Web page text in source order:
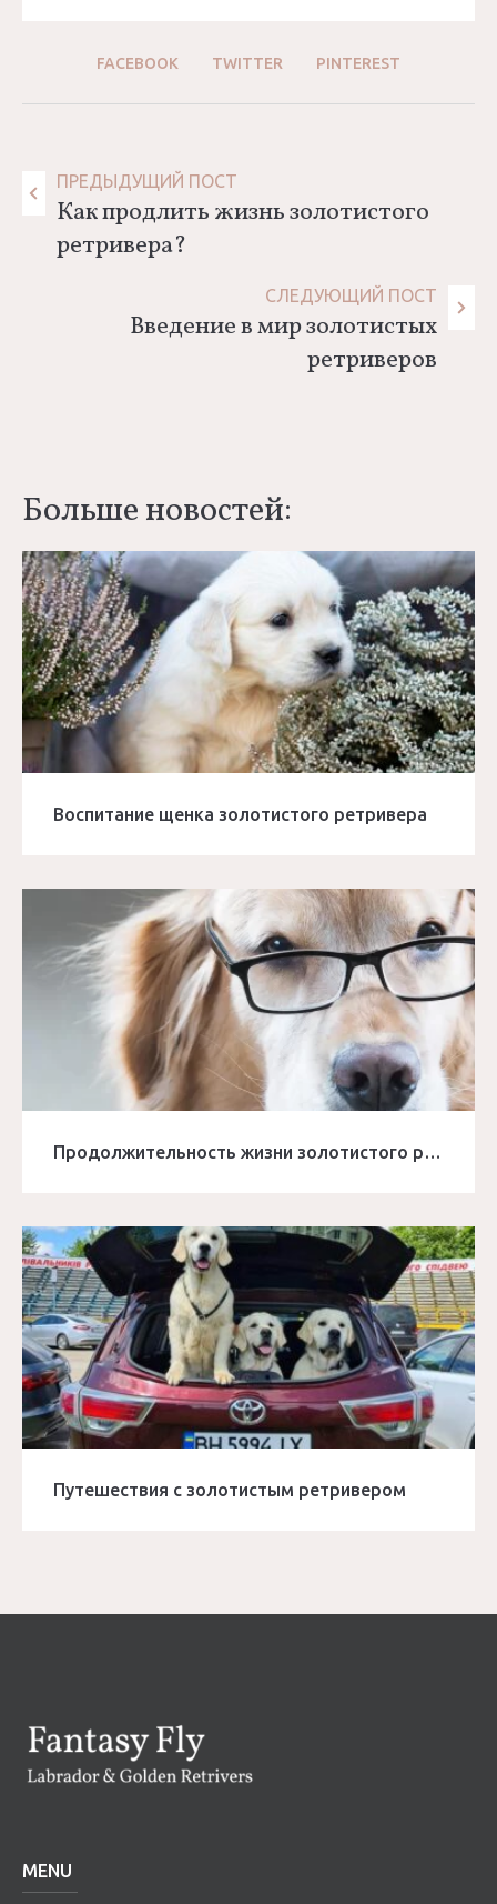
FACEBOOK TWITTER PINTEREST
Навигация
по
ПРЕДЫДУЩИЙ ПОСТ
Как продлить жизнь золотистого
ретривера?
СЛЕДУЮЩИЙ ПОСТ
Введение в мир золотистых
ретриверов
Больше новостей:
Воспитание щенка золотистого ретривера
Продолжительность жизни золотистого ретривера
Путешествия с золотистым ретривером
MENU